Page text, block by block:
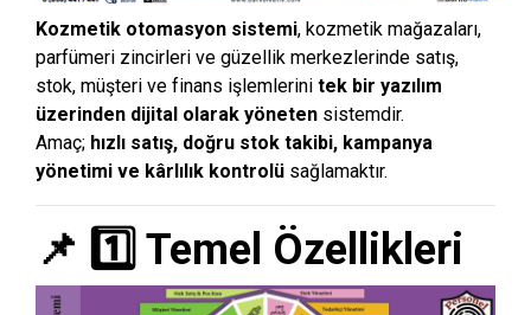
Kozmetik otomasyon sistemi, kozmetik mağazaları,
parfümeri zincirleri ve güzellik merkezlerinde satış,
stok, müşteri ve finans işlemlerini tek bir yazılım
üzerinden dijital olarak yöneten sistemdir.
Amaç; hızlı satış, doğru stok takibi, kampanya
yönetimi ve kârlılık kontrolü sağlamaktır.
📌 1️⃣ Temel Özellikleri